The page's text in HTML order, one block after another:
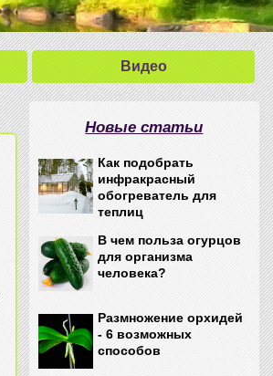
Видео
Новые статьи
Как подобрать
инфракрасный
обогреватель для
теплиц
В чем польза огурцов
для организма
человека?
Размножение орхидей
- 6 возможных
способов